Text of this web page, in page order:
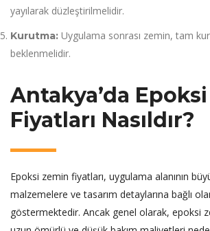
yayılarak düzleştirilmelidir.
Kurutma: Uygulama sonrası zemin, tam
beklenmelidir.
Antakya’da
Fiyatları Nasıldır?
Epoksi zemin fiyatları, uygulama alanının
malzemelere ve tasarım detaylarına bağlı
göstermektedir. Ancak genel olarak, epoksi